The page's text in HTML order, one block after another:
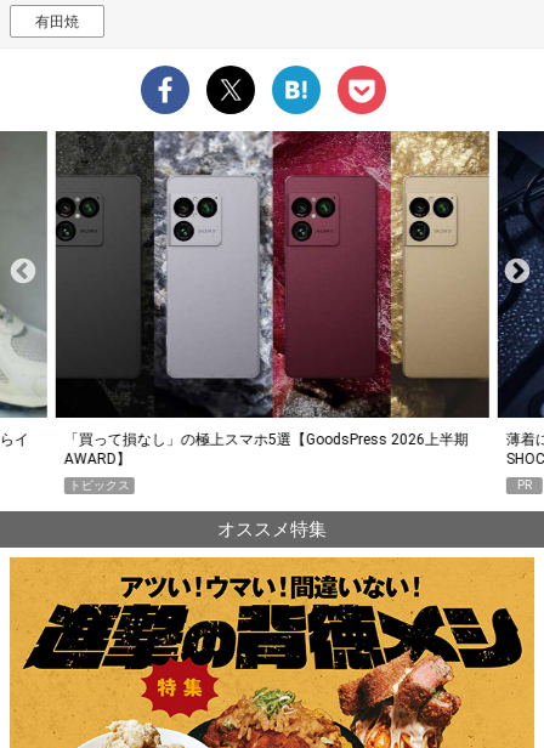
有田焼
イ
「買って損なし」の極上スマホ5選【GoodsPress 2026上半期
AWARD】
トピックス
薄着
PR
オススメ特集